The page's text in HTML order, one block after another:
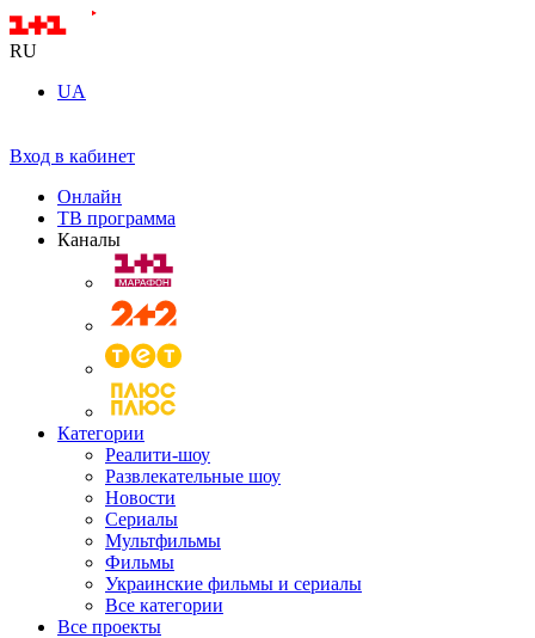
RU
UA
Вход в кабинет
Онлайн
ТВ программа
Каналы
Категории
Реалити-шоу
Развлекательные шоу
Новости
Сериалы
Мультфильмы
Фильмы
Украинские фильмы и сериалы
Все категории
Все проекты